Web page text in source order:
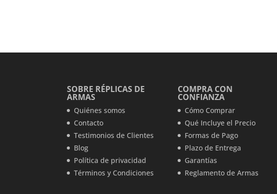
SOBRE RÉPLICAS DE
ARMAS
Quiénes somos
Contacto
Testimonios de Clientes
Blog
Política de privacidad
Términos y Condiciones
COMPRA CON
CONFIANZA
Cómo Comprar
Qué Incluye el Precio
Formas de Pago
Plazo de Entrega
Garantías
Reglamento de Armas